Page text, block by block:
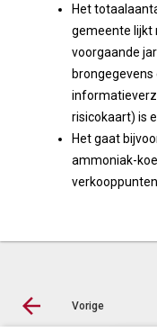
Het
gemeente lijkt
voorgaande
risicokaart) is
Het gaat
ammoniak-
Vorige